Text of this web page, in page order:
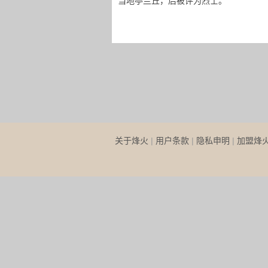
关于烽火 | 用户条款 | 隐私申明 | 加盟烽